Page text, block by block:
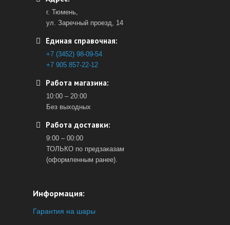
г. Тюмень,
ул. Заречный проезд, 14
Единая справочная:
+7 (3452) 98-09-54
+7 905 857-22-12
Работа магазина:
10:00 – 20:00
Без выходных
Работа доставки:
9:00 – 00:00
ТОЛЬКО по предзаказам
(оформленным ранее).
Информация:
Гарантия на шары